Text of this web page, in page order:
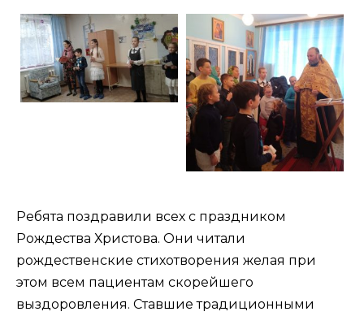
Ребята поздравили всех с праздником
Рождества Христова. Они читали
рождественские стихотворения желая при
этом всем пациентам скорейшего
выздоровления. Ставшие традиционными